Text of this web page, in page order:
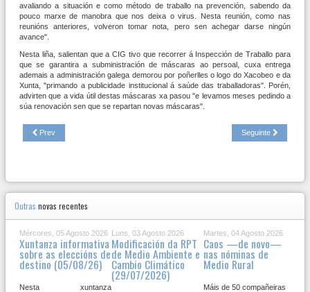
avaliando a situación e como método de traballo na prevención, sabendo da
pouco marxe de manobra que nos deixa o virus. Nesta reunión, como nas
reunións anteriores, volveron tomar nota, pero sen achegar darse ningún
avance".
Nesta liña, salientan que a CIG tivo que recorrer á Inspección de Traballo para
que se garantira a subministración de máscaras ao persoal, cuxa entrega
ademais a administración galega demorou por poñerlles o logo do Xacobeo e da
Xunta, "primando a publicidade institucional á saúde das traballadoras". Porén,
advirten que a vida útil destas máscaras xa pasou "e levamos meses pedindo a
súa renovación sen que se repartan novas máscaras".
Prev Seguinte
Outras novas recentes
Mércores, 05 Agosto 2026
Xuntanza informativa
sobre as eleccións de
destino (05/08/26)
Nesta xuntanza
Luns, 03 Agosto 2026
Modificación da RPT
de Medio Ambiente e
Cambio Climático
(29/07/2026)
Martes, 04 Agosto 2026
Caos —de novo—
nas nóminas de
Medio Rural
Máis de 50 compañeiras